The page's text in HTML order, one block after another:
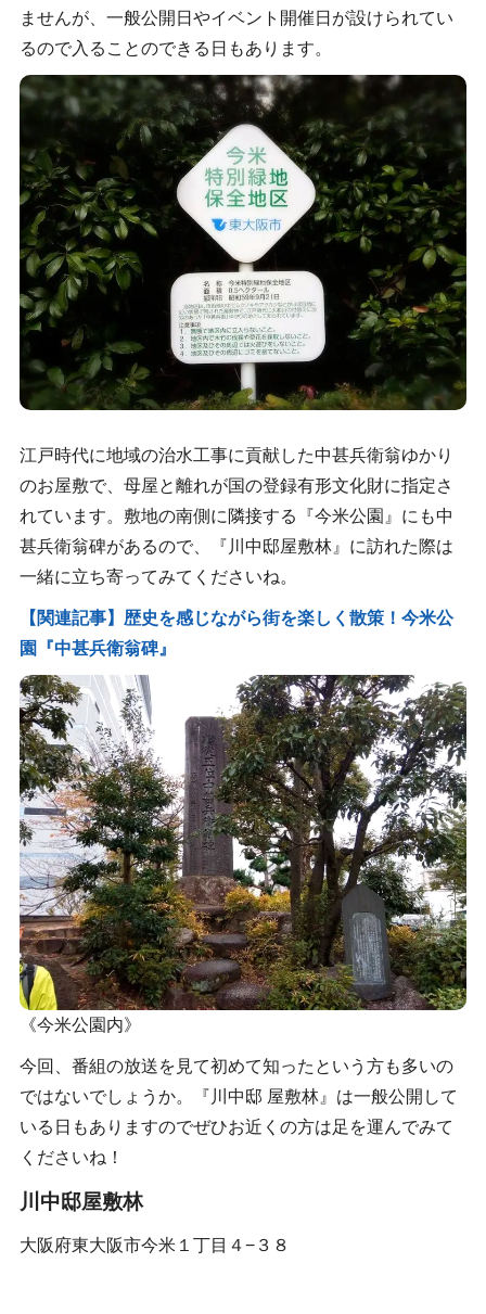
ませんが、一般公開日やイベント開催日が設けられてい
るので入ることのできる日もあります。
江戸時代に地域の治水工事に貢献した中甚兵衛翁ゆかり
のお屋敷で、母屋と離れが国の登録有形文化財に指定さ
れています。敷地の南側に隣接する『今米公園』にも中
甚兵衛翁碑があるので、『川中邸屋敷林』に訪れた際は
一緒に立ち寄ってみてくださいね。
【関連記事】歴史を感じながら街を楽しく散策！今米公
園『中甚兵衛翁碑』
《今米公園内》
今回、番組の放送を見て初めて知ったという方も多いの
ではないでしょうか。『川中邸 屋敷林』は一般公開して
いる日もありますのでぜひお近くの方は足を運んでみて
くださいね！
川中邸屋敷林
大阪府東大阪市今米１丁目４−３８